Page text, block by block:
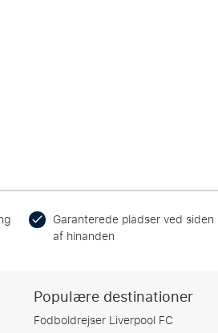
Garanterede pladser ved siden
af hinanden
Populære destinationer
Fodboldrejser Liverpool FC